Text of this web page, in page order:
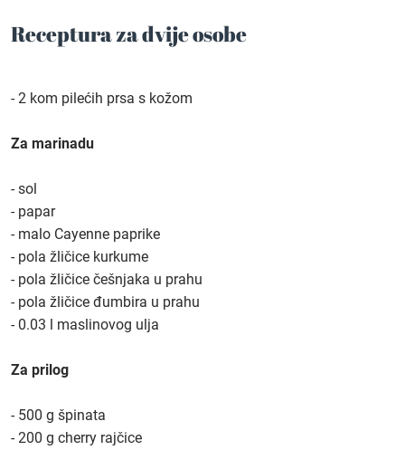
Receptura za dvije osobe
- 2 kom pilećih prsa s kožom
Za marinadu
- sol
- papar
- malo Cayenne paprike
- pola žličice kurkume
- pola žličice češnjaka u prahu
- pola žličice đumbira u prahu
- 0.03 l maslinovog ulja
Za prilog
- 500 g špinata
- 200 g cherry rajčice